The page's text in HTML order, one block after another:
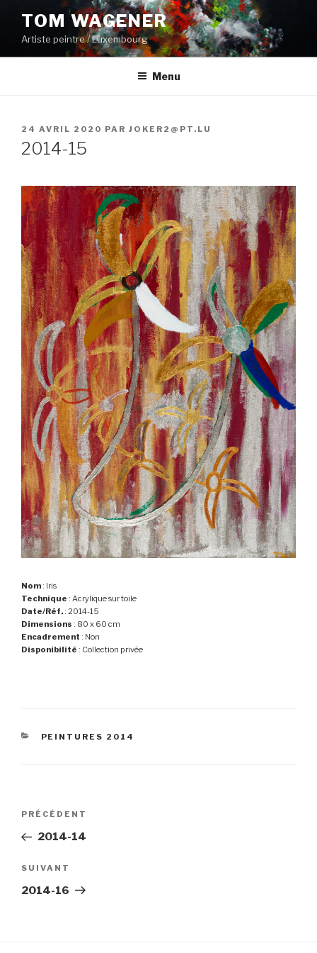
contenu
principal
TOM WAGENER
Artiste peintre / Luxembourg
Menu
PUBLIÉ
LE
24 AVRIL 2020 PAR JOKER2@PT.LU
2014-15
Nom : Iris
Technique : Acrylique sur toile
Date/Réf. : 2014-15
Dimensions : 80 x 60 cm
Encadrement : Non
Disponibilité : Collection privée
CATÉGORIES
PEINTURES 2014
Navigation
l’article
Article
précédent
PRÉCÉDENT
2014-14
Article
suivant
SUIVANT
2014-16